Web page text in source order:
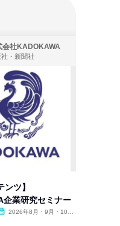
会社KADOKAWA
・新聞社
ンツ】
企業研究セミナー
2026年8月・9月・10